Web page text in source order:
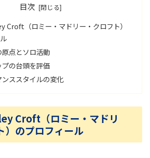
目次
Croft（ロミー・マドリー・クロフト）
点とソロ活動
の台頭を評価
ススタイルの変化
Croft（ロミー・マドリ
）のプロフィール